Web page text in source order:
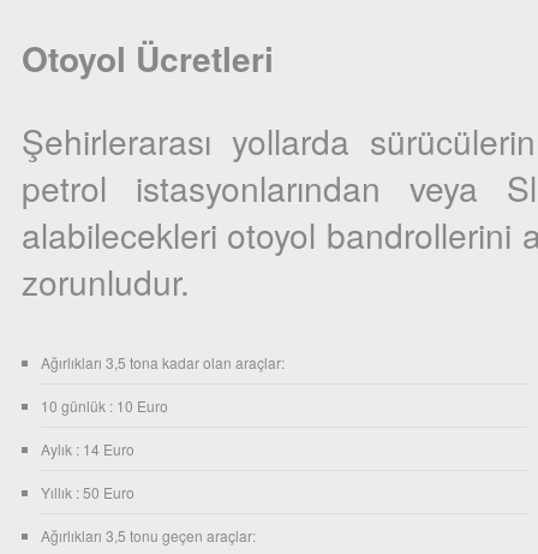
Otoyol Ücretleri
Şehirlerarası yollarda
petrol istasyonlarından veya
alabilecekleri otoyol bandrollerini
zorunludur.
Ağırlıkları 3,5 tona kadar olan araçlar:
10 günlük : 10 Euro
Aylık : 14 Euro
Yıllık : 50 Euro
Ağırlıkları 3,5 tonu geçen araçlar: